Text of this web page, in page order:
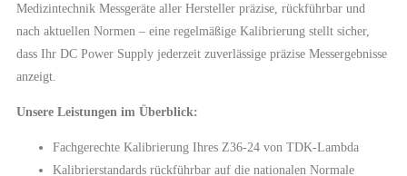
Medizintechnik Messgeräte aller Hersteller präzise, rückführbar und
nach aktuellen Normen – eine regelmäßige Kalibrierung stellt sicher,
dass Ihr DC Power Supply jederzeit zuverlässige präzise Messergebnisse
anzeigt.
Unsere Leistungen im Überblick:
Fachgerechte Kalibrierung Ihres Z36-24 von TDK-Lambda
Kalibrierstandards rückführbar auf die nationalen Normale